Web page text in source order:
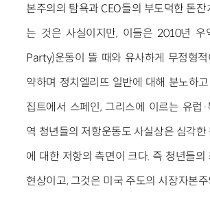
본주의의 탐욕과 CEO들의 부도덕한 돈잔
는 것은 사실이지만, 이들은 2010년 우
Party)운동이 뜰 때와 유사하게 무정형
약하며 정치엘리뜨 일반에 대해 분노하고
집트에서 스페인, 그리스에 이르는 유럽·
역 청년들의 저항운동도 사실상은 심각
에 대한 저항의 측면이 크다. 즉 청년들의
현상이고, 그것은 미국 주도의 시장자본